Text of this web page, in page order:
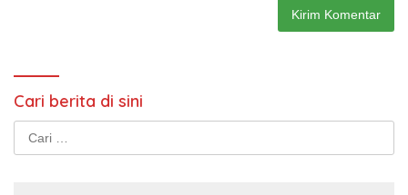
Cari berita di sini
Cari
untuk: